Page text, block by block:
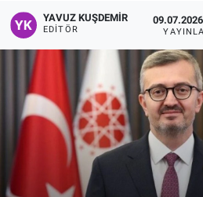
YAVUZ KUŞDEMIR
EDITÖR
Son Dakika
Spor
Uşak Haberleri